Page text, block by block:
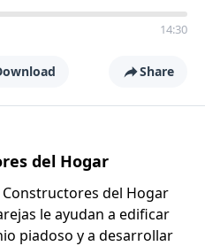
14:30
Share
del Hogar
del Hogar
le ayudan a edificar
piadoso y a desarrollar